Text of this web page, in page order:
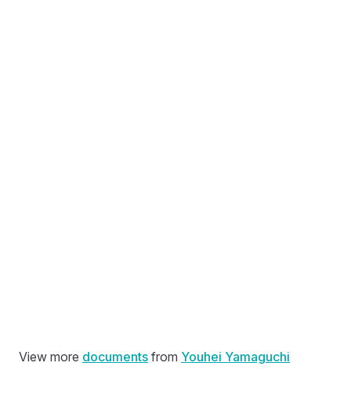
View more documents from Youhei Yamaguchi